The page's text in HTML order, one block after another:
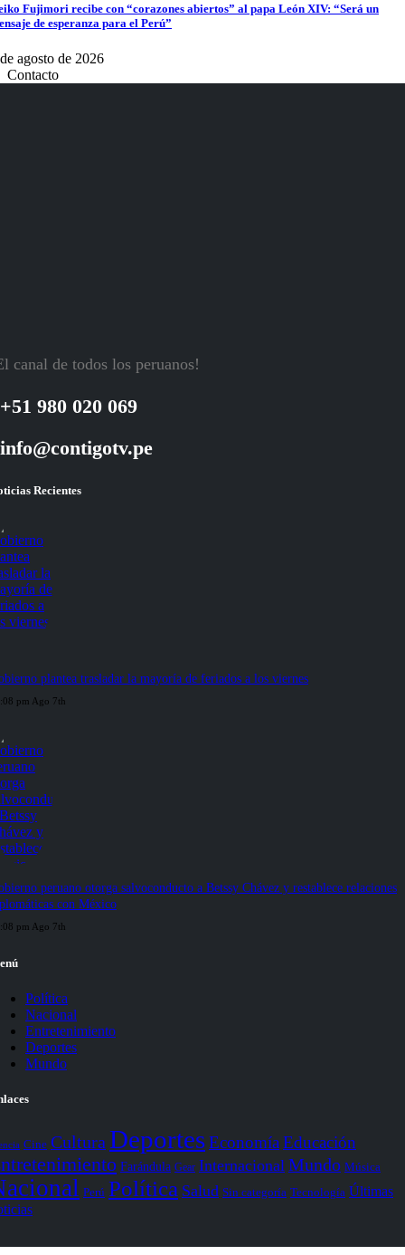
Fujimori recibe con “corazones abiertos” al papa León XIV: “Será un
de esperanza para el Perú”
agosto de 2026
Contacto
canal de todos los peruanos!
+51 980 020 069
info@contigotv.pe
Recientes
plantea trasladar la mayoría de feriados a los viernes
pm Ago 7th
peruano otorga salvoconducto a Betssy Chávez y restablece relaciones
con México
pm Ago 7th
Política
Nacional
Entretenimiento
Deportes
Mundo
Cine Cultura DeportesEconomía Educación
Farándula Gear Internacional Mundo Música
Perú Política Salud Sin categoría Tecnología Últimas